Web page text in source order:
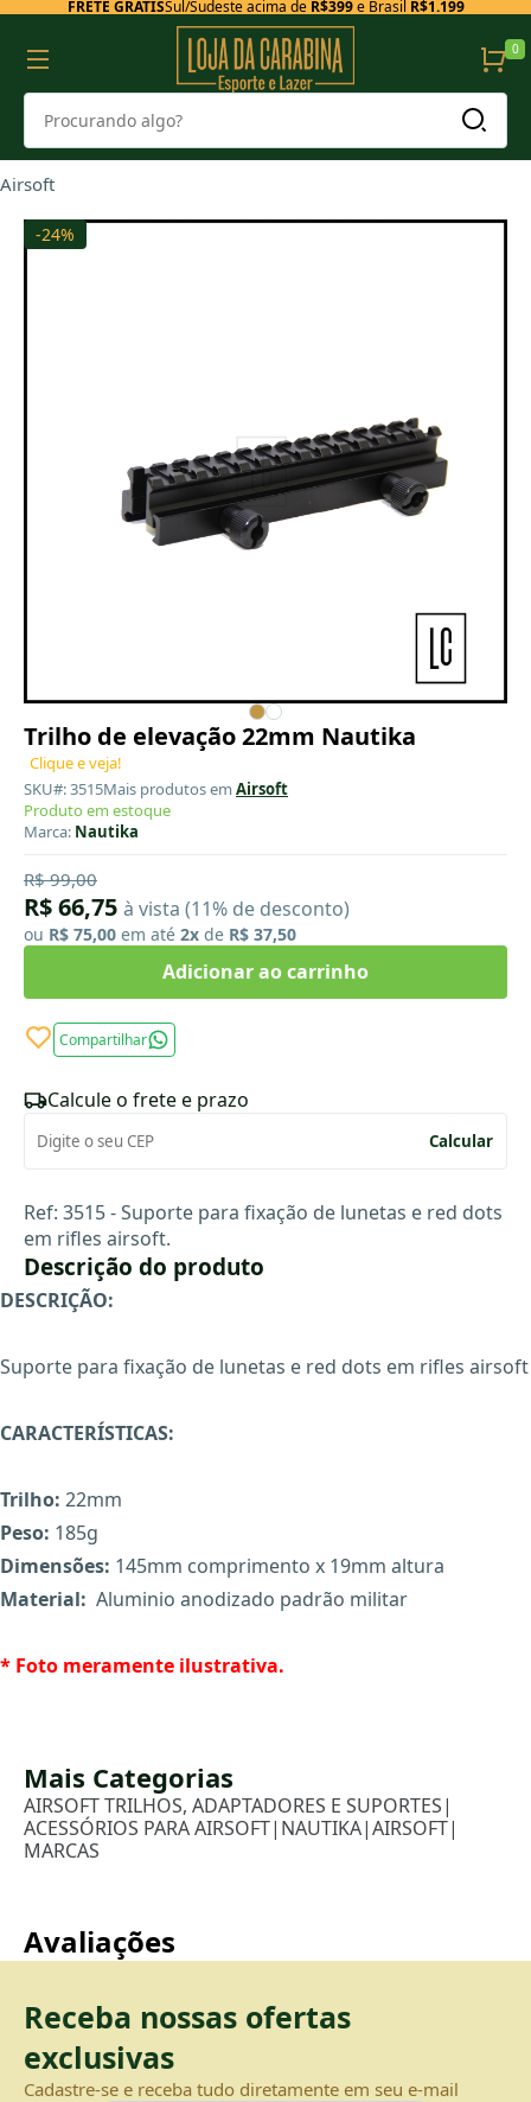
FRETE GRÁTISSul/Sudeste acima de R$399e Brasil R$1.199
0
Airsoft
-24%
Trilho de elevação 22mm Nautika
Clique e veja!
SKU#: 3515Mais produtos em Airsoft
Produto em estoque
Marca: Nautika
R$ 99,00
R$ 66,75 à vista (11% de desconto)
ou R$ 75,00 em até 2x de R$ 37,50
Adicionar ao carrinho
Compartilhar
Calcule o frete e prazo
Calcular
Ref: 3515 -Suporte para fixação de lunetas e red dots
em rifles airsoft.
Descrição do produto
DESCRIÇÃO:
Suporte para fixação de lunetas e red dots em rifles airsoft
CARACTERÍSTICAS:
Trilho: 22mm
Peso: 185g
Dimensões: 145mm comprimento x 19mm altura
Material: Aluminio anodizado padrão militar
* Foto meramente ilustrativa.
Mais Categorias
AIRSOFT TRILHOS, ADAPTADORES E SUPORTES|
ACESSÓRIOS PARA AIRSOFT| NAUTIKA|AIRSOFT|
MARCAS
Avaliações
Receba nossas ofertas
exclusivas
Cadastre-se e receba tudo diretamente em seu e-mail